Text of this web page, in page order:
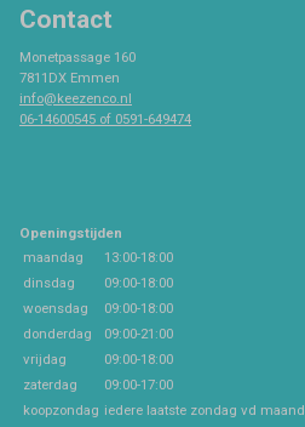
Contact
Monetpassage 160
7811DX Emmen
info@keezenco.nl
06-14600545 of 0591-649474
Openingstijden
maandag
13:00-18:00
dinsdag
09:00-18:00
woensdag
09:00-18:00
donderdag
09:00-21:00
vrijdag
09:00-18:00
zaterdag
09:00-17:00
koopzondag iedere laatste zondag vd maand